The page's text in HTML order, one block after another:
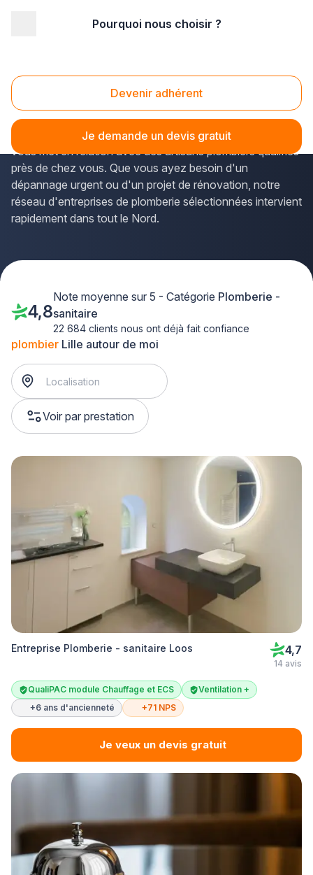
Pourquoi nous choisir ?
Devenir adhérent
Je demande un devis gratuit
Plombier Lille (59260)
Vous recherchez unplombier de confiance pour vos
travaux de plomberie à Lille ? La solution Plus que pro
vous met en relation avec des artisans plombiers qualifiés
près de chez vous. Que vous ayez besoin d'un
dépannage urgent ou d'un projet de rénovation, notre
réseau d'entreprises de plomberie sélectionnées intervient
rapidement dans tout le Nord.
plombier Lille autour de moi
Voir par prestation
4,8
Note moyenne sur 5 - Catégorie Plomberie -
sanitaire
22 684 clients nous ont déjà fait confiance
Entreprise Plomberie - sanitaire Loos 4,7
14 avis
QualiPAC module Chauffage et ECS
Ventilation +
+6 ans d'ancienneté
+71 NPS
Je veux un devis gratuit